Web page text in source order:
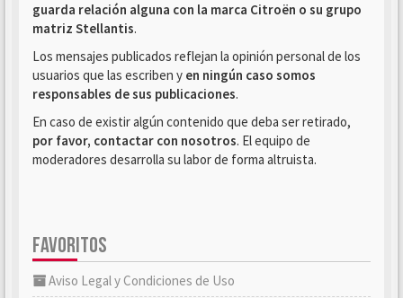
guarda relación alguna con la marca Citroën o su grupo
matriz Stellantis.
Los mensajes publicados reflejan la opinión personal de los
usuarios que las escriben y en ningún caso somos
responsables de sus publicaciones.
En caso de existir algún contenido que deba ser retirado,
por favor, contactar con nosotros. El equipo de
moderadores desarrolla su labor de forma altruista.
FAVORITOS
Aviso Legal y Condiciones de Uso